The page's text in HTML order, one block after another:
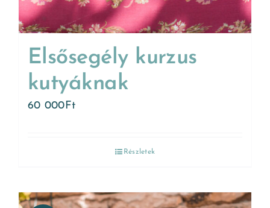
Elsősegély kurzus
kutyáknak
60 000Ft
Részletek